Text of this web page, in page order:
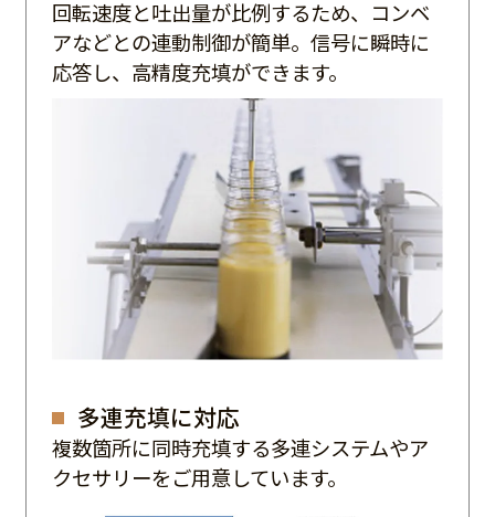
回転速度と吐出量が比例するため、コンベ
アなどとの連動制御が簡単。信号に瞬時に
応答し、高精度充填ができます。
多連充填に対応
複数箇所に同時充填する多連システムやア
クセサリーをご用意しています。